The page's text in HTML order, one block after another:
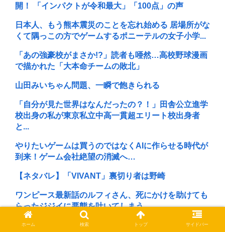
開！ 「インパクトが令和最大」「100点」の声
日本人、もう熊本震災のことを忘れ始める 居場所がな
くて隅っこの方でゲームするポニーテルの女子小学...
「あの強豪校がまさか!?」読者も唖然…高校野球漫画
で描かれた「大本命チームの敗北」
山田みいちゃん問題、一瞬で飽きられる
「自分が見た世界はなんだったの？！」田舎公立進学
校出身の私が東京私立中高一貫超エリート校出身者
と...
やりたいゲームは買うのではなくAIに作らせる時代が
到来！ゲーム会社絶望の消滅へ…
【ネタバレ】「VIVANT」裏切り者は野崎
ワンピース最新話のルフィさん、死にかけを助けても
らったジジイに悪態を吐いてしまう…
【画像】今年のミスマガジンのJK達、これすべて同
ホーム 検索 トップ サイドバー